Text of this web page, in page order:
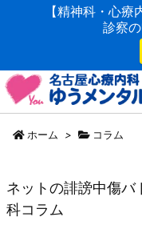
【精神科・心
診察
ホーム > コラム
ネットの誹謗中傷バ
科コラム